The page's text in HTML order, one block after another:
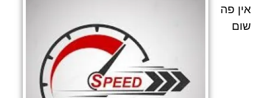
אין פה
שום